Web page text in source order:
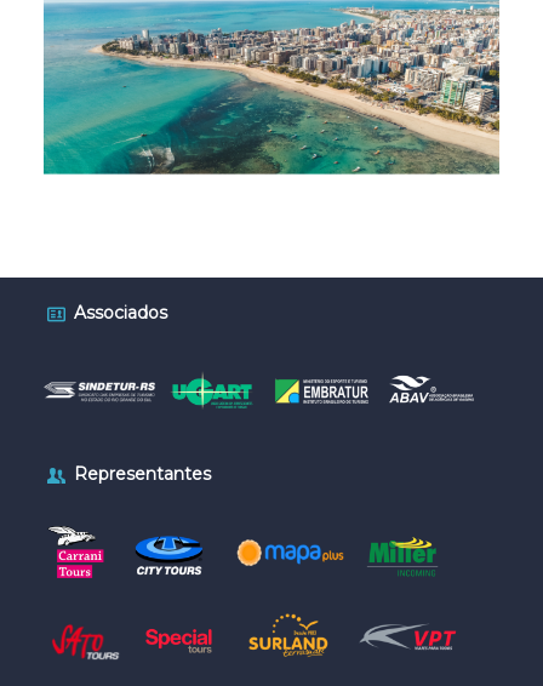
Associados
Representantes